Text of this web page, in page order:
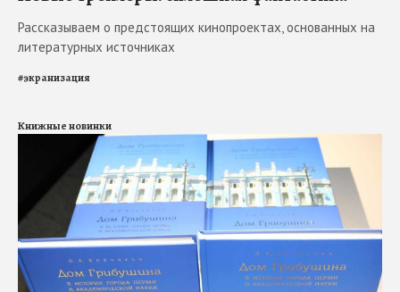
Рассказываем о предстоящих кинопроектах, основанных на
литературных источниках
#экранизация
Книжные новинки